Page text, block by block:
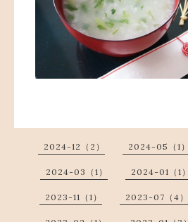
2024-12（2） 2024-05（1）
2024-03（1） 2024-01（1）
2023-11（1） 2023-07（4）